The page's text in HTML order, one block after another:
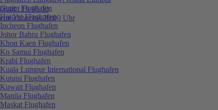
0848 / 19 96 00
erreichbar bis 20:00 Uhr
Guam Flughafen
Hat Yai Flughafen
Incheon Flughafen
Johor Bahru Flughafen
Khon Kaen Flughafen
Ko Samui Flughafen
Krabi Flughafen
Kuala Lumpur International Flughafen
Kutaisi Flughafen
Kuwait Flughafen
Manila Flughafen
Maskat Flughafen